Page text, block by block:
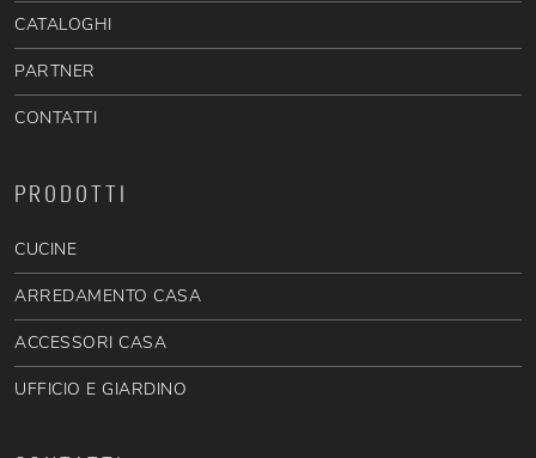
CATALOGHI
PARTNER
CONTATTI
PRODOTTI
CUCINE
ARREDAMENTO CASA
ACCESSORI CASA
UFFICIO E GIARDINO